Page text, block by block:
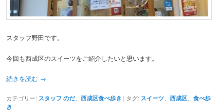
スタッフ野田です。
今回も西成区のスイーツをご紹介したいと思います。
続きを読む →
カテゴリー: スタッフ のだ、西成区食べ歩き | タグ: スイーツ 、西成区 、食べ歩
き